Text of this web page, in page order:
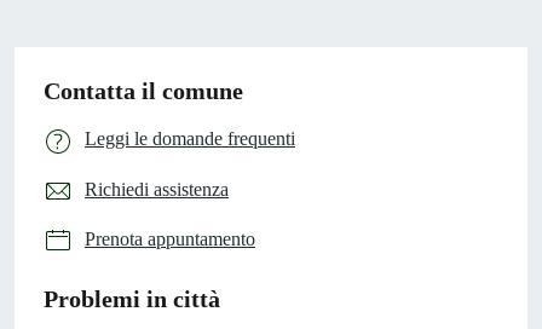
Contatta il comune
Leggi le domande frequenti
Richiedi assistenza
Prenota appuntamento
Problemi in città